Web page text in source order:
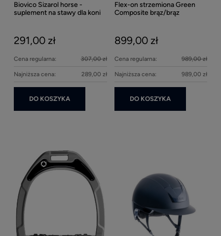
Biovico Sizarol horse -
suplement na stawy dla koni
291,00 zł
Cena regularna: 307,00 zł
Najniższa cena: 289,00 zł
DO KOSZYKA
Flex-on strzemiona Green
Composite brąz/brąz
899,00 zł
Cena regularna: 989,00 zł
Najniższa cena: 989,00 zł
DO KOSZYKA